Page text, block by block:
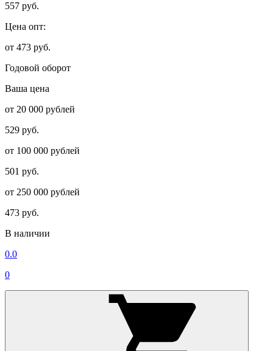
557 руб.
Цена опт:
от 473 руб.
Годовой оборот
Ваша цена
от 20 000 рублей
529 руб.
от 100 000 рублей
501 руб.
от 250 000 рублей
473 руб.
В наличии
0.0
0